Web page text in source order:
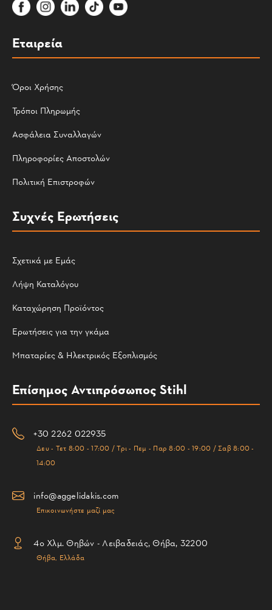
Εταιρεία
Όροι Χρήσης
Τρόποι Πληρωμής
Ασφάλεια Συναλλαγών
Πληροφορίες Αποστολών
Πολιτική Επιστροφών
Συχνές Ερωτήσεις
Σχετικά με Εμάς
Λήψη Καταλόγου
Καταχώρηση Προϊόντος
Ερωτήσεις για την γκάμα
Μπαταρίες & Ηλεκτρικός Εξοπλισμός
Επίσημος Αντιπρόσωπος Stihl
+30 2262 022935
Δευ - Τετ 8:00 - 17:00 / Τρι - Πεμ - Παρ 8:00 - 19:00 / Σαβ 8:00 -
14:00
info@aggelidakis.com
Επικοινωνήστε μαζί μας
4ο Χλμ. Θηβών - Λειβαδειάς, Θήβα, 32200
Θήβα, Ελλάδα